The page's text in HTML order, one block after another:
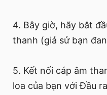
4. Bây giờ, hãy bắt
thanh (giả sử bạn
5. Kết nối cáp âm
loa của bạn với Đầu